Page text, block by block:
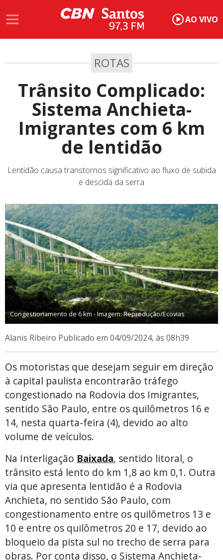
AO VIVO
ROTAS
Trânsito Complicado:
Sistema Anchieta-
Imigrantes com 6 km
de lentidão
Lentidão causa transtornos significativo ao fluxo de subida
e descida da serra
Congestionamento de 6 km - Imagem: Reprodução/Ecovias
Alanis Ribeiro Publicado em 04/09/2024, às 08h39
Os motoristas que desejam seguir em direção
à capital paulista encontrarão tráfego
congestionado na Rodovia dos Imigrantes,
sentido São Paulo, entre os quilômetros 16 e
14, nesta quarta-feira (4), devido ao alto
volume de veículos.
Na Interligação Baixada, sentido litoral, o
trânsito está lento do km 1,8 ao km 0,1. Outra
via que apresenta lentidão é a Rodovia
Anchieta, no sentido São Paulo, com
congestionamento entre os quilômetros 13 e
10 e entre os quilômetros 20 e 17, devido ao
bloqueio da pista sul no trecho de serra para
obras. Por conta disso, o Sistema Anchieta-